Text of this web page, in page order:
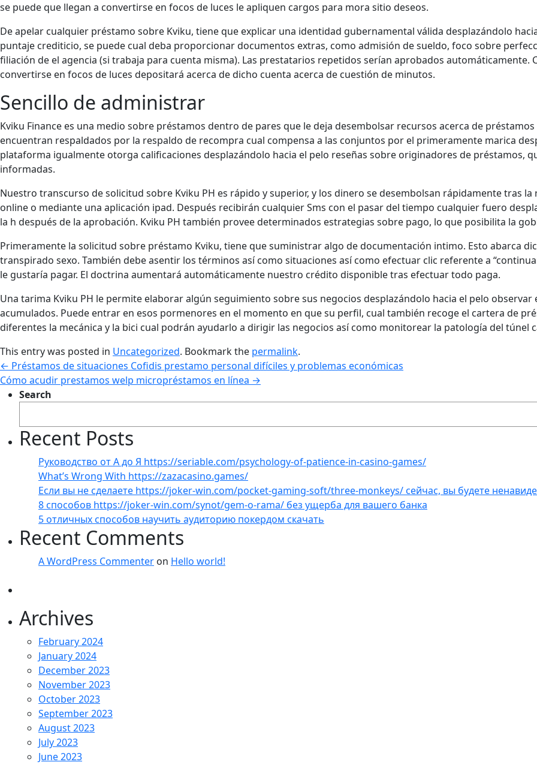
se puede que llegan a convertirse en focos de luces le apliquen cargos para mora sitio deseos.
De apelar cualquier préstamo sobre Kviku, tiene que explicar una identidad gubernamental válida desplazándolo
puntaje crediticio, se puede cual deba proporcionar documentos extras, como admisión de sueldo, foco sobre
filiación de el agencia (si trabaja para cuenta misma). Las prestatarios repetidos serían aprobados automáticamente.
convertirse en focos de luces depositará acerca de dicho cuenta acerca de cuestión de minutos.
Sencillo de administrar
Kviku Finance es una medio sobre préstamos dentro de pares que le deja desembolsar recursos acerca de
encuentran respaldados por la respaldo de recompra cual compensa a las conjuntos por el primeramente marica
plataforma igualmente otorga calificaciones desplazándolo hacia el pelo reseñas sobre originadores de préstamos,
informadas.
Nuestro transcurso de solicitud sobre Kviku PH es rápido y superior, y los dinero se desembolsan rápidamente tras
online o mediante una aplicación ipad. Después recibirán cualquier Sms con el pasar del tiempo cualquier fuero
la h después de la aprobación. Kviku PH también provee determinados estrategias sobre pago, lo que posibilita la
Primeramente la solicitud sobre préstamo Kviku, tiene que suministrar algo de documentación intimo. Esto abarca
transpirado sexo. También debe asentir los términos así­ como situaciones así­ como efectuar clic referente a
le gustaría pagar. El doctrina aumentará automáticamente nuestro crédito disponible tras efectuar todo paga.
Una tarima Kviku PH le permite elaborar algún seguimiento sobre sus negocios desplazándolo hacia el pelo
acumulados. Puede entrar en esos pormenores en el momento en que su perfil, cual también recoge el cartera de
diferentes la mecánica y la bici cual podrán ayudarlo a dirigir las negocios así­ como monitorear la patologí­a del túnel
This entry was posted in Uncategorized. Bookmark the permalink.
← Préstamos de situaciones Cofidis prestamo personal difíciles y problemas económicas
Cómo acudir prestamos welp micropréstamos en línea →
Search
Recent Posts
Руководство от А до Я https://seriable.com/psychology-of-patience-in-casino-games/
What’s Wrong With https://zazacasino.games/
Если вы не сделаете https://joker-win.com/pocket-gaming-soft/three-monkeys/ сейчас, вы будете
8 способов https://joker-win.com/synot/gem-o-rama/ без ущерба для вашего банка
5 отличных способов научить аудиторию покердом скачать
Recent Comments
A WordPress Commenter on Hello world!
Archives
February 2024
January 2024
December 2023
November 2023
October 2023
September 2023
August 2023
July 2023
June 2023